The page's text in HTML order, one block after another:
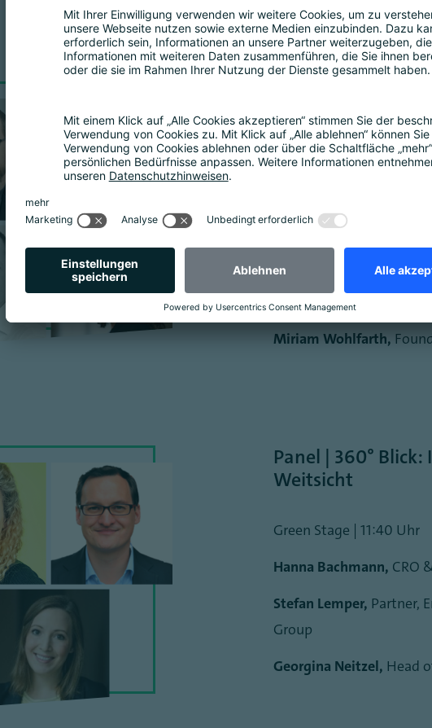
Panel | FinTech
Berlin
Blue Stage | 11:00 Uhr
Stephen Voss,
Co-
Neodigital Versicherung
Miriam Wohlfarth,
Panel | 360°
Weitsicht
Green Stage | 11:40 Uhr
Hanna Bachmann, CRO
Stefan Lemper, Partner,
Group
Georgina Neitzel, Head